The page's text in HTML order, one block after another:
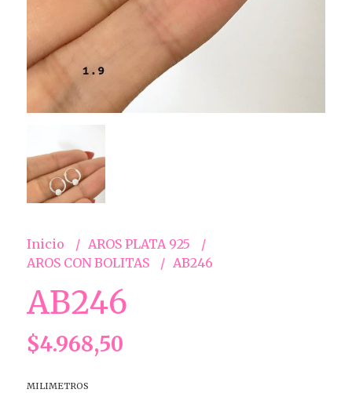
Inicio
AROS PLATA 925
AROS CON BOLITAS
AB246
AB246
$4.968,50
MILIMETROS